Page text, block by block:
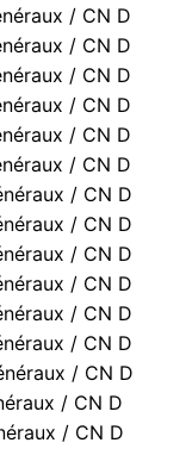
/ CN D
/ CN D
/ CN D
/ CN D
/ CN D
/ CN D
/ CN D
/ CN D
/ CN D
/ CN D
/ CN D
/ CN D
/ CN D
/ CN D
/ CN D